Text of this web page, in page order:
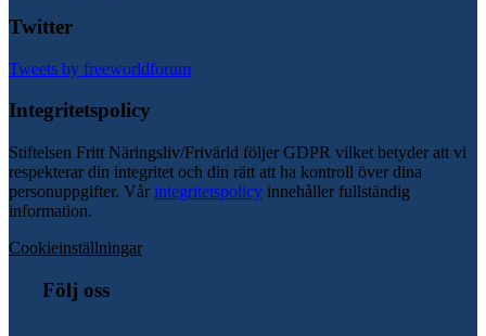
Twitter
Tweets by freeworldforum
Integritetspolicy
Stiftelsen Fritt Näringsliv/Frivärld följer GDPR vilket betyder att vi
respekterar din integritet och din rätt att ha kontroll över dina
personuppgifter. Vår integritetspolicy innehåller fullständig
information.
Cookieinställningar
Följ oss